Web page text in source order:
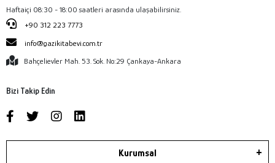
Haftaiçi 08:30 - 18:00 saatleri arasında ulaşabilirsiniz.
+90 312 223 7773
info@gazikitabevi.com.tr
Bahçelievler Mah. 53. Sok. No:29 Çankaya-Ankara
Bizi Takip Edin
Kurumsal